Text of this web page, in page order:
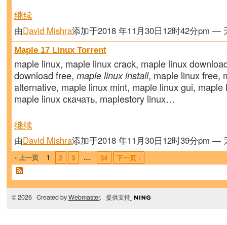
继续
由David Mishra添加于2018 年11月30日12时42分pm —
Maple 17 Linux Torrent
maple linux, maple linux crack, maple linux
download free, maple linux install, maple linux free,
alternative, maple linux mint, maple linux gui, maple
maple linux скачать, maplestory linux…
继续
由David Mishra添加于2018 年11月30日12时39分pm —
‹ 上一页 1 2 3 … 34 下一页 ›
© 2026 Created byWebmaster. 提供支持